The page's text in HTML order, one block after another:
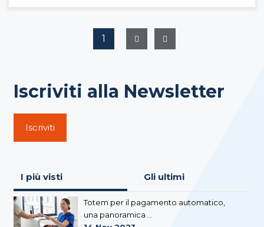
1
Iscriviti alla Newsletter
Iscriviti
I più visti Gli ultimi
Totem per il pagamento automatico,
una panoramica ...